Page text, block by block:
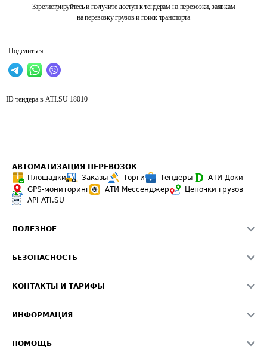
Зарегистрируйтесь и получите доступ к тендерам на перевозки, заявкам
на перевозку грузов и поиск транспорта
Поделиться
ID тендера в ATI.SU 18010
АВТОМАТИЗАЦИЯ ПЕРЕВОЗОК
Площадки
Заказы Торги Тендеры
АТИ-Доки
GPS-мониторинг
АТИ Мессенджер
Цепочки грузов
API ATI.SU
ПОЛЕЗНОЕ
Звезды ATI.SU на вашем сайте
Средние ставки
БЕЗОПАСНОСТЬ
Светофор+
О формировании Паспорта
КОНТАКТЫ И ТАРИФЫ
Реклама на сайте
ИНФОРМАЦИЯ
ПОМОЩЬ